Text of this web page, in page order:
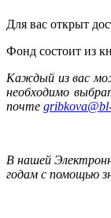
Для вас открыт
Фонд состоит из
Каждый из вас
необходимо
почте
В нашей
годам с помощью